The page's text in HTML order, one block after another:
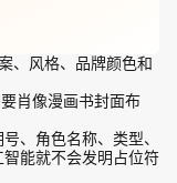
、风格、品牌颜色和
肖像漫画书封面布
、角色名称、类型、
能就不会发明占位符